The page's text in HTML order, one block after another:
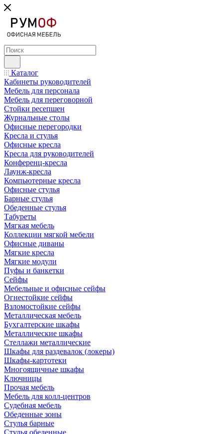
Каталог
Кабинеты руководителей
Мебель для персонала
Мебель для переговорной
Стойки ресепшен
Журнальные столы
Офисные перегородки
Кресла и стулья
Офисные кресла
Кресла для руководителей
Конференц-кресла
Лаунж-кресла
Компьютерные кресла
Офисные стулья
Барные стулья
Обеденные стулья
Табуреты
Мягкая мебель
Коллекции мягкой мебели
Офисные диваны
Мягкие кресла
Мягкие модули
Пуфы и банкетки
Сейфы
Мебельные и офисные сейфы
Огнестойкие сейфы
Взломостойкие сейфы
Металлическая мебель
Бухгалтерские шкафы
Металлические шкафы
Стеллажи металлические
Шкафы для раздевалок (локеры)
Шкафы-картотеки
Многоящичные шкафы
Ключницы
Прочая мебель
Мебель для колл-центров
Судебная мебель
Обеденные зоны
Стулья барные
Стулья обеденные